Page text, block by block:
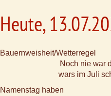
Heute,
Bauernweisheit/Wetterregel
Noch nie war
wars im Juli
Namenstag haben